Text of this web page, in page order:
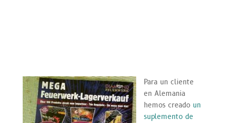
Para un cliente
en Alemania
hemos creado un
suplemento de